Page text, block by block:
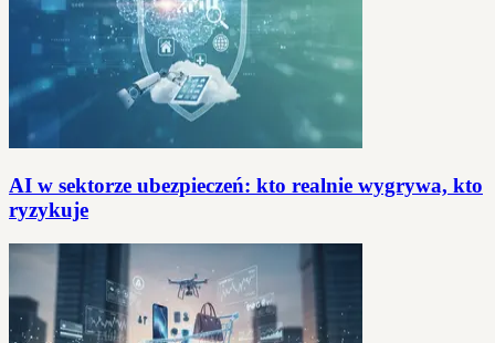
AI w sektorze ubezpieczeń: kto realnie wygrywa, kto
ryzykuje